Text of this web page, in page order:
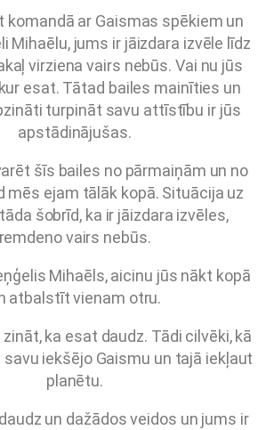
komandā ar Gaismas spēkiem un
Mihaēlu, jums ir jāizdara izvēle līdz
virziena vairs nebūs. Vai nu jūs
esat. Tātad bailes mainīties un
turpināt savu attīstību ir jūs
apstādinājušas.
šīs bailes no pārmaiņām un no
mēs ejam tālāk kopā. Situācija uz
šobrīd, ka ir jāizdara izvēles,
remdeno vairs nebūs.
Mihaēls, aicinu jūs nākt kopā
atbalstīt vienam otru.
ka esat daudz. Tādi cilvēki, kā
iekšējo Gaismu un tajā iekļaut
planētu.
un dažādos veidos un jums ir